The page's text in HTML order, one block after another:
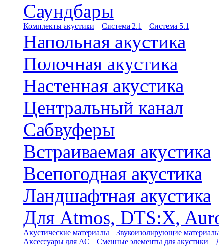
Саундбары
Комплекты акустики Система 2.1 Система 5.1
Напольная акустика
Полочная акустика
Настенная акустика
Центральный канал
Сабвуферы
Встраиваемая акустика
Всепогодная акустика
Ландшафтная акустика
Для Atmos, DTS:X,
Акустические материалы
Звукоизолирующие
Аксессуары для АС
Сменные элементы для акустики